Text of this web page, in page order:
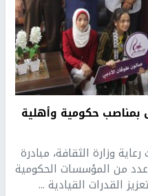
حكومية وأهلية
وزارة الثقافة، مبادرة
من المؤسسات الحكومية
القدرات القيادية ...